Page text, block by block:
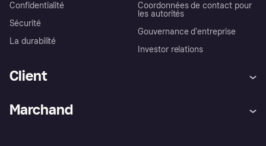
Confidentialité
Sécurité
La durabilité
Coordonnées de contact pour
les autorités
Gouvernance d’entreprise
Investor relations
Client
Marchand